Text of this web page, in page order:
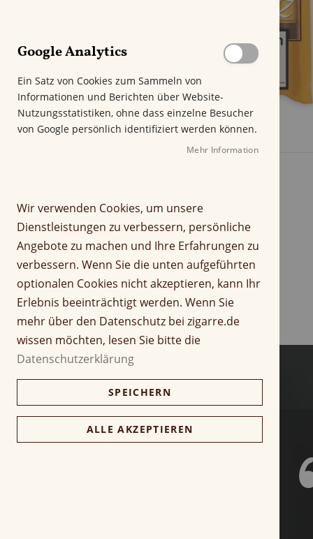
i
d
g
a
l
s
p
r
n
g
e
n
Z
u
A
n
f
a
g
d
r
i
Google Analytics
Ein Satz von Cookies zum Sammeln von
Informationen und Berichten über Website-
Nutzungsstatistiken, ohne dass einzelne Besucher
von Google persönlich identifiziert werden können.
Mehr Information
Wir verwenden Cookies, um unsere
Dienstleistungen zu verbessern, persönliche
Angebote zu machen und Ihre Erfahrungen zu
verbessern. Wenn Sie die unten aufgeführten
optionalen Cookies nicht akzeptieren, kann Ihr
Erlebnis beeinträchtigt werden. Wenn Sie
mehr über den Datenschutz bei zigarre.de
wissen möchten, lesen Sie bitte die
Datenschutzerklärung
SPEICHERN
ALLE AKZEPTIEREN